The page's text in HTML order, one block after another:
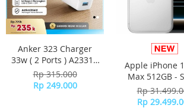
Warna tali: Abu-abu
Gesper: Gesper lipat
Garansi Resmi 2 Tahun
Include Box, Jam Tangan, Kartu
Anker 323 Charger
33w ( 2 Ports ) A2331 -
White
Rp 315.000
Rp 249.000
Apple iPhone
Max 512GB -
Rp
Rp